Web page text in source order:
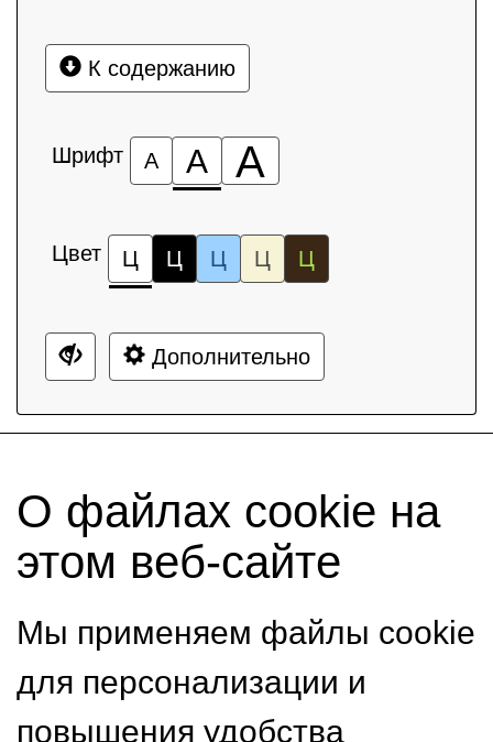
К содержанию
Шрифт А А А
Цвет Ц Ц Ц Ц Ц
Дополнительно
О файлах cookie на
этом веб-сайте
Мы применяем файлы cookie
для персонализации и
повышения удобства